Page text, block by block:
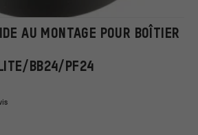
AU MONTAGE POUR BOÎTIER
BB24/PF24